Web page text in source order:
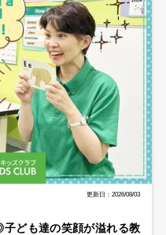
更新日：2026/08/03
ども達の笑顔が溢れる教